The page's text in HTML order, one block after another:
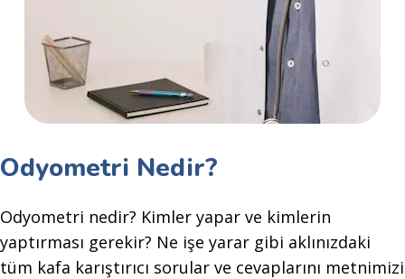
Odyometri Nedir?
Odyometri nedir? Kimler yapar ve kimlerin
yaptırması gerekir? Ne işe yarar gibi aklınızdaki
tüm kafa karıştırıcı sorular ve cevaplarını metnimizi